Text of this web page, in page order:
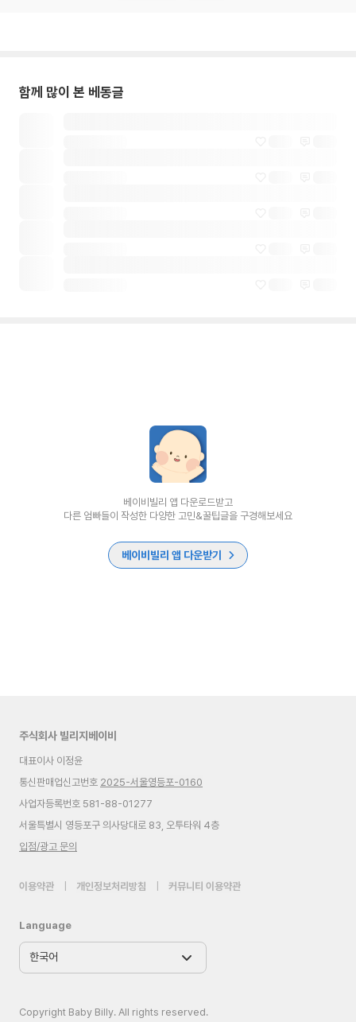
함께 많이 본 베동글
베이비빌리 앱 다운로드받고
다른 엄빠들이 작성한 다양한 고민&꿀팁글을 구경해보세요
베이비빌리 앱 다운받기
주식회사 빌리지베이비
대표이사 이정윤
통신판매업신고번호 2025-서울영등포-0160
사업자등록번호 581-88-01277
서울특별시 영등포구 의사당대로 83, 오투타워 4층
입점/광고 문의
이용약관 개인정보처리방침 커뮤니티 이용약관
Language
Copyright Baby Billy. All rights reserved.